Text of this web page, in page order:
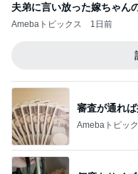
夫弟に言い放った嫁ちゃん
Amebaトピックス 1日前
審査が通れ
Amebaトピッ